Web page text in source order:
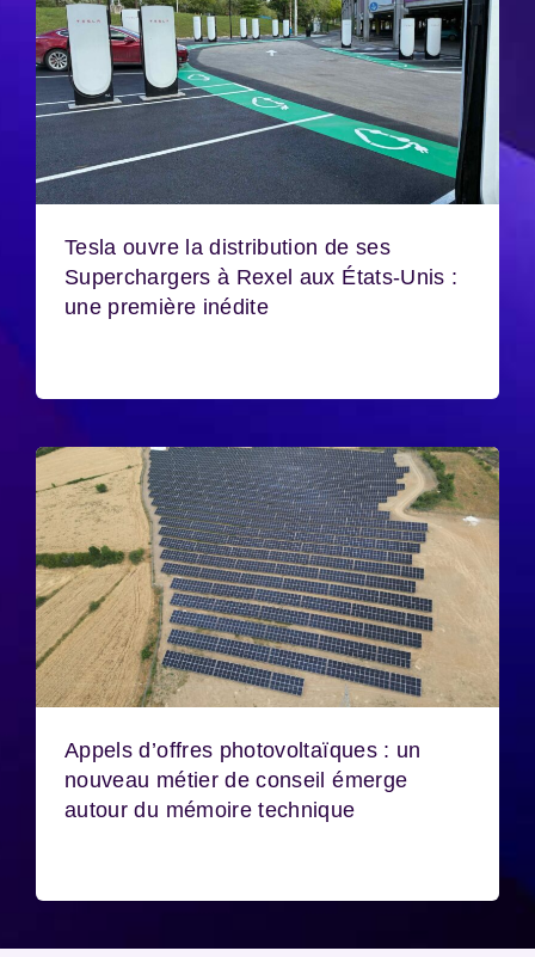
Tesla ouvre la distribution de ses
Superchargers à Rexel aux États-Unis :
une première inédite
Appels d’offres photovoltaïques : un
nouveau métier de conseil émerge
autour du mémoire technique